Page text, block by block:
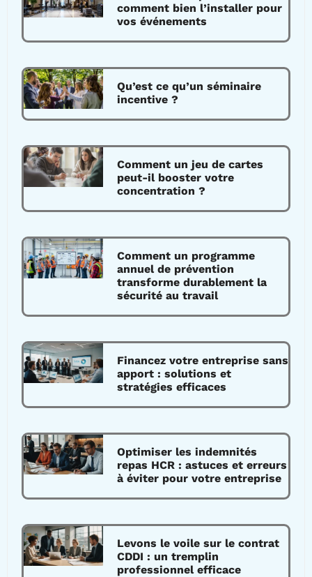
comment bien l’installer pour
vos événements
Qu’est ce qu’un séminaire
incentive ?
Comment un jeu de cartes
peut-il booster votre
concentration ?
Comment un programme
annuel de prévention
transforme durablement la
sécurité au travail
Financez votre entreprise sans
apport : solutions et
stratégies efficaces
Optimiser les indemnités
repas HCR : astuces et erreurs
à éviter pour votre entreprise
Levons le voile sur le contrat
CDDI : un tremplin
professionnel efficace